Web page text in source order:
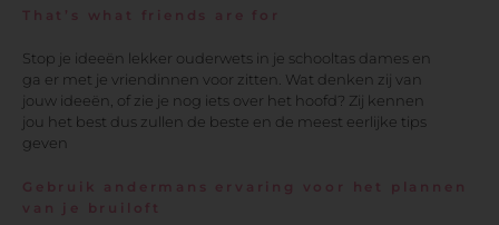
That’s what friends are for
Stop je ideeën lekker ouderwets in je schooltas dames en
ga er met je vriendinnen voor zitten. Wat denken zij van
jouw ideeën, of zie je nog iets over het hoofd? Zij kennen
jou het best dus zullen de beste en de meest eerlijke tips
geven
Gebruik andermans ervaring voor het plannen
van je bruiloft